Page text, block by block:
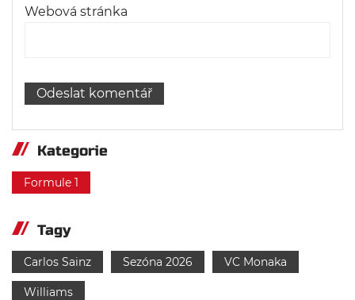
Webová stránka
Kategorie
Formule 1
Tagy
Carlos Sainz Sezóna 2026 VC Monaka
Williams